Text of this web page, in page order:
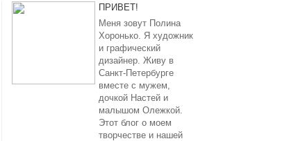
ПРИВЕТ!
Меня зовут Полина
Хоронько. Я художник
и графический
дизайнер. Живу в
Санкт-Петербурге
вместе с мужем,
дочкой Настей и
малышом Олежкой.
Этот блог о моем
творчестве и нашей